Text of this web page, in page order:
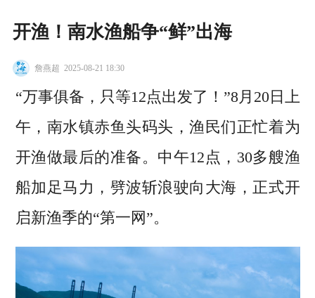
开渔！南水渔船争“鲜”出海
詹燕超 2025-08-21 18:30
“万事俱备，只等12点出发了！”8月20日上
午，南水镇赤鱼头码头，渔民们正忙着为
开渔做最后的准备。中午12点，30多艘渔
船加足马力，劈波斩浪驶向大海，正式开
启新渔季的“第一网”。